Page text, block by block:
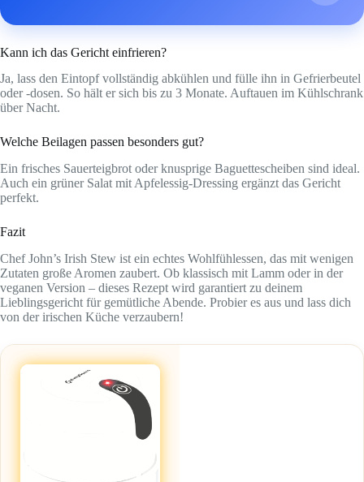
Kann ich das Gericht einfrieren?
Ja, lass den Eintopf vollständig abkühlen und fülle ihn in Gefrierbeutel
oder -dosen. So hält er sich bis zu 3 Monate. Auftauen im Kühlschrank
über Nacht.
Welche Beilagen passen besonders gut?
Ein frisches Sauerteigbrot oder knusprige Baguettescheiben sind ideal.
Auch ein grüner Salat mit Apfelessig-Dressing ergänzt das Gericht
perfekt.
Fazit
Chef John’s Irish Stew ist ein echtes Wohlfühlessen, das mit wenigen
Zutaten große Aromen zaubert. Ob klassisch mit Lamm oder in der
veganen Version – dieses Rezept wird garantiert zu deinem
Lieblingsgericht für gemütliche Abende. Probier es aus und lass dich
von der irischen Küche verzaubern!